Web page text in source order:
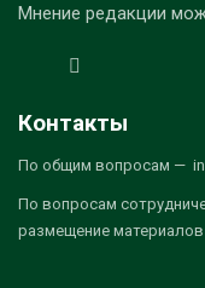
Мнение редакции
Контакты
По общим вопросам —
По вопросам
размещение